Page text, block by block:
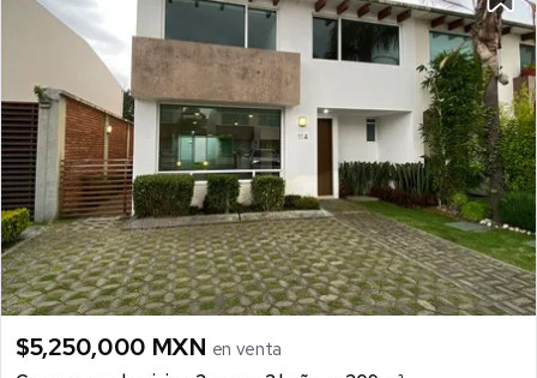
$5,250,000 MXN en venta